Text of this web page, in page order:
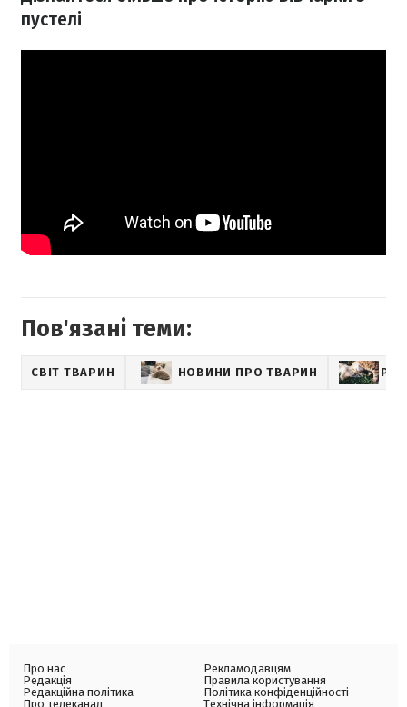
пустелі
Пов'язані теми:
СВІТ ТВАРИН НОВИНИ ПРО ТВАРИН
Про нас
Редакція
Редакційна політика
Про телеканал
Рекламодавцям
Правила користування
Політика конфіденційності
Технічна інформація